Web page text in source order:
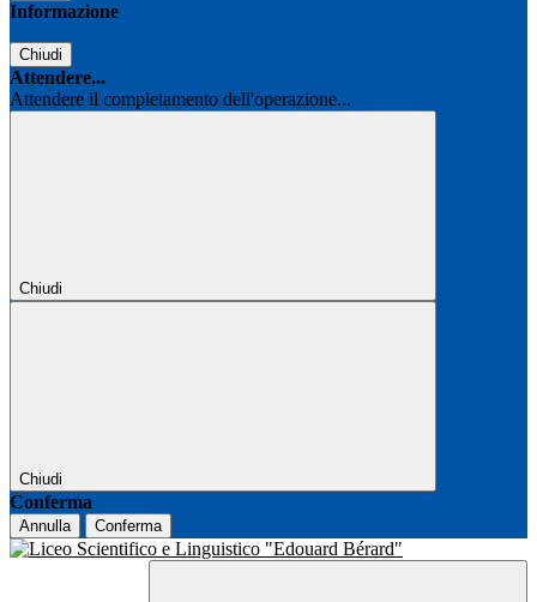
Informazione
Chiudi
Attendere...
Attendere il completamento dell'operazione...
Chiudi
Chiudi
Conferma
Annulla Conferma